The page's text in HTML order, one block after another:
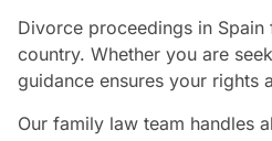
Divorce proceedings in
country. Whether you are
guidance ensures your rights
Our family law team handles